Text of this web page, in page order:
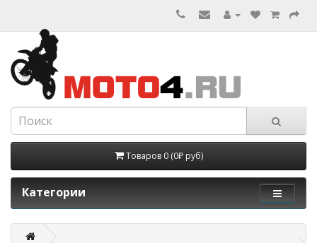
Товаров 0 (0₽ руб)
Категории